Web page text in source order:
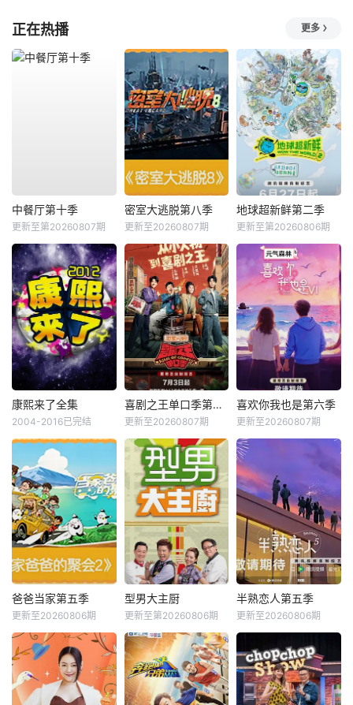
正在热播 更多
中餐厅第十季
更新至第20260807期
密室大逃脱第八季
更新至20260807期
地球超新鲜第二季
更新至第20260806期
康熙来了全集
2004-2016已完结
喜剧之王单口季第三季
更新至20260807期
喜欢你我也是第六季
更新至20260807期
爸爸当家第五季
更新至20260806期
型男大主厨
更新至第20260806期
半熟恋人第五季
更新至20260806期